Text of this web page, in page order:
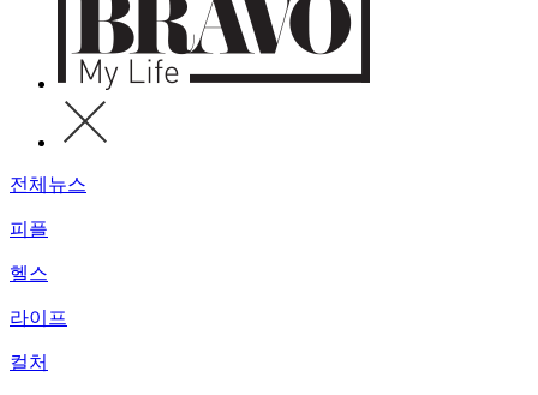
전체뉴스
피플
헬스
라이프
컬처